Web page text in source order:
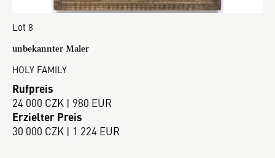
Lot 8
unbekannter Maler
HOLY FAMILY
Rufpreis
24 000 CZK | 980 EUR
Erzielter Preis
30 000 CZK | 1 224 EUR